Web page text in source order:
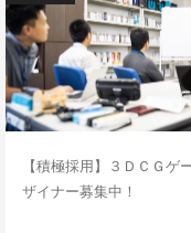
【積極採用】３ＤＣＧゲ
ザイナー募集中！